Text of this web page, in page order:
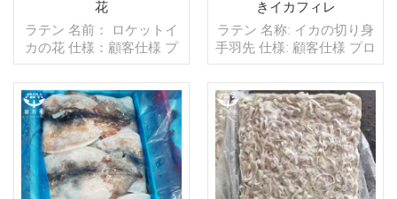
花
ラテン 名前： ロケットイ
カの花 仕様：顧客仕様 プ
ロセス：スキンオフ,カッ
ト グレージング：IQF
40％（カスタマイズ可
能） 包装：1kg/バッ
グ,10kg /織りバッグ（カ
スタマイズ可能） 販売モ
デル：卸売/輸出 min .注
文：20フィートコンテ
続きを読む
きイカフィレ
ラテン 名称: イカの切り身
手羽先 仕様: 顧客仕様 プロ
セス: グレージングのスキ
ン: IQF 40% (カスタマイズ
可能) パッケージ: 1kg / バ
ッグ、10kg / 織りバッグ
(カスタマイズ可能) 販売モ
デル: 卸売/輸出 最小。注
文: 20 フィート コンテナ /
40 フィート コンテナ 支払
続きを読む